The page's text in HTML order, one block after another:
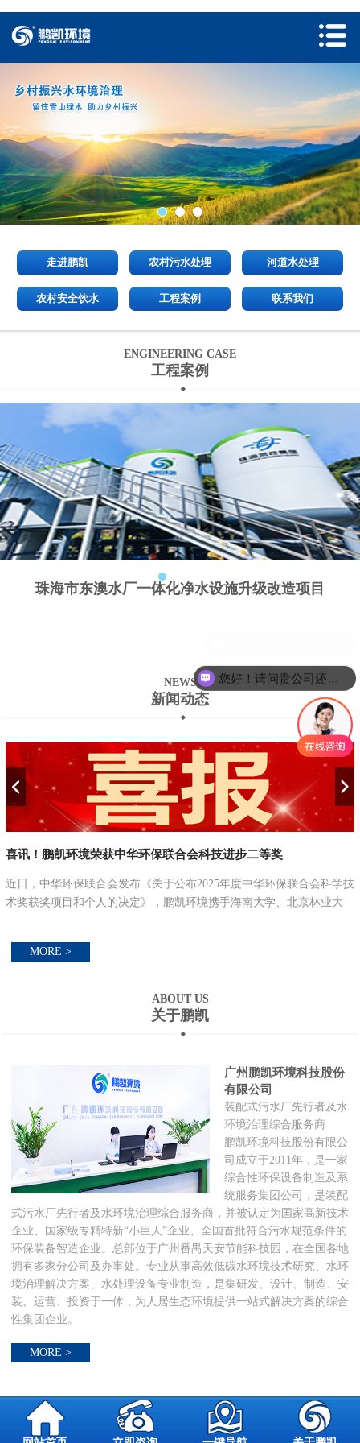
走进鹏凯 农村污水处理 河道水处理
农村安全饮水 工程案例 联系我们
ENGINEERING CASE
工程案例
珠海市东澳水厂一体化净水设施升级改造项目
NEWS
新闻动态
喜讯！鹏凯环境荣获中华环保联合会科技进步二等奖
近日，中华环保联合会发布《关于公布2025年度中华环保联合会科学技
术奖获奖项目和个人的决定》，鹏凯环境携手海南大学、北京林业大
MORE >
ABOUT US
关于鹏凯
广州鹏凯环境科技股份
有限公司
装配式污水厂先行者及水
环境治理综合服务商
鹏凯环境科技股份有限公
司成立于2011年，是一家
综合性环保设备制造及系
统服务集团公司，是装配
式污水厂先行者及水环境治理综合服务商，并被认定为国家高新技术
企业、国家级专精特新“小巨人”企业、全国首批符合污水规范条件的
环保装备智造企业。总部位于广州番禺天安节能科技园，在全国各地
拥有多家分公司及办事处。专业从事高效低碳水环境技术研究、水环
境治理解决方案、水处理设备专业制造，是集研发、设计、制造、安
装、运营、投资于一体，为人居生态环境提供一站式解决方案的综合
性集团企业。
MORE >